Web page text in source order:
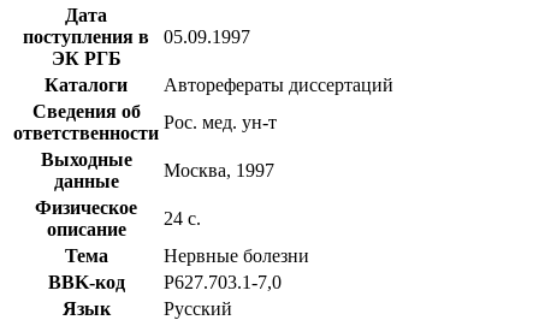
Дата
поступления в
ЭК РГБ
05.09.1997
Каталоги
Авторефераты диссертаций
Сведения об
ответственности
Рос. мед. ун-т
Выходные
данные
Москва, 1997
Физическое
описание
24 с.
Тема
Нервные болезни
BBK-код
Р627.703.1-7,0
Язык
Русский